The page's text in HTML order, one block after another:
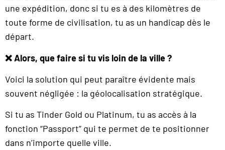
une expédition, donc si tu es à des kilomètres de
toute forme de civilisation, tu as un handicap dès le
départ.
❌ Alors, que faire si tu vis loin de la ville ?
Voici la solution qui peut paraître évidente mais
souvent négligée : la géolocalisation stratégique.
Si tu as Tinder Gold ou Platinum, tu as accès à la
fonction “Passport” qui te permet de te positionner
dans n’importe quelle ville.